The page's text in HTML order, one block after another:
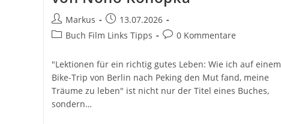
Beitrags-
Autor:
Markus
Beitrag
veröffentlicht:
13.07.2026
Beitrags-
Buch Film Links Tipps
Beitrags-
0 Kommentare
"Lektionen für ein richtig gutes Leben: Wie ich auf einem
Bike-Trip von Berlin nach Peking den Mut fand, meine
Träume zu leben" ist nicht nur der Titel eines Buches,
sondern…